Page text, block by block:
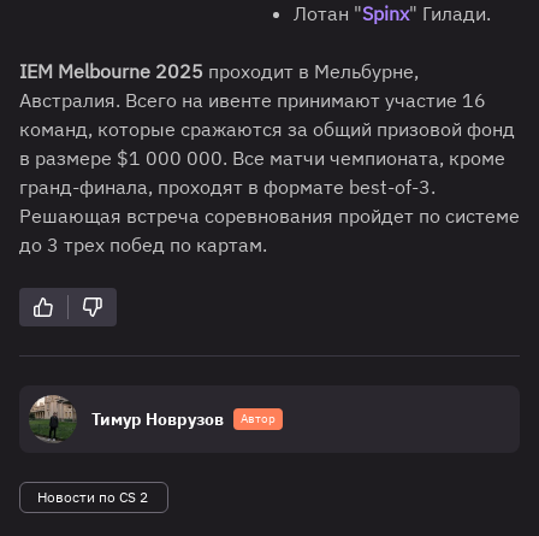
Лотан "Spinx" Гилади.
IEM Melbourne 2025 проходит в Мельбурне,
Австралия. Всего на ивенте принимают участие 16
команд, которые сражаются за общий призовой фонд
в размере $1 000 000. Все матчи чемпионата, кроме
гранд-финала, проходят в формате best-of-3.
Решающая встреча соревнования пройдет по системе
до 3 трех побед по картам.
Тимур Новрузов Автор
Новости по CS 2